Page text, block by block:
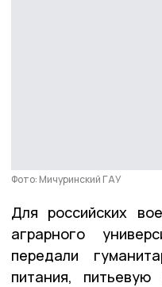
Фото: Мичуринский ГАУ
Для российских
аграрного
передали
питания,